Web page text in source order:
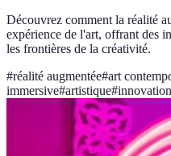
Découvrez comment la réalité
expérience de l'art, offrant des
les frontières de la créativité.
#réalité augmentée#art
immersive#artistique#innovation